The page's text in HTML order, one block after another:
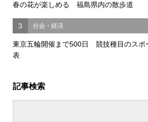
春の花が楽しめる 福島県内の散歩道
3 社会・経済
東京五輪開催まで500日 競技種目のスポ
表
記事検索